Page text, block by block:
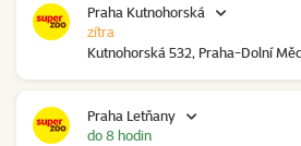
Praha Kutnohorská
Kutnohorská 532, Praha-Dolní
zítra
Praha Letňany
do 8 hodin